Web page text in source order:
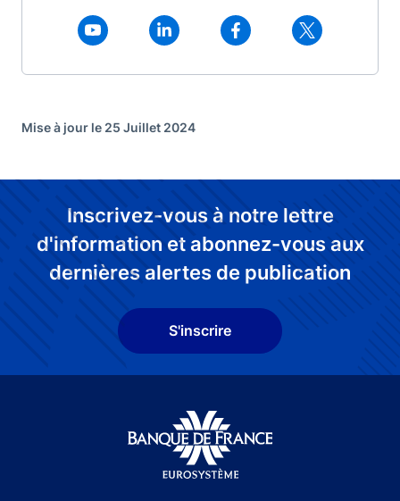
Mise à jour le 25 Juillet 2024
Inscrivez-vous à notre lettre
d'information et abonnez-vous aux
dernières alertes de publication
S'inscrire